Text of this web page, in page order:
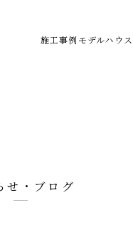
施工事例モデルハウス
せ・ブログ